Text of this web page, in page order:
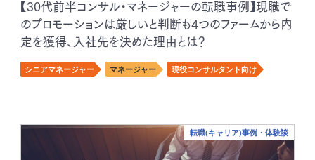
【30代前半コンサル・マネージャーの転職事例】現職で
のプロモーションは厳しいと判断も4つのファームから内
定を獲得、入社先を決めた理由とは？
シニアマネージャー マネージャー 現役コンサルタント向け
転職(キャリア)事例・体験談